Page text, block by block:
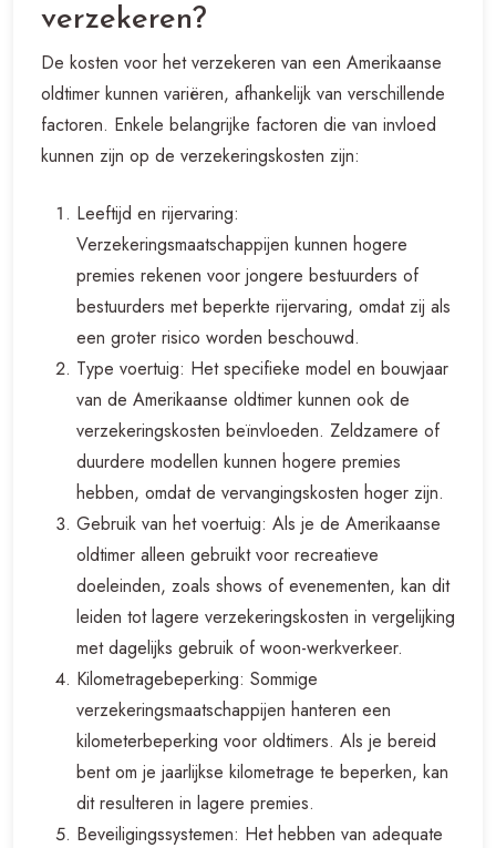
verzekeren?
De kosten voor het verzekeren van een Amerikaanse
oldtimer kunnen variëren, afhankelijk van verschillende
factoren. Enkele belangrijke factoren die van invloed
kunnen zijn op de verzekeringskosten zijn:
Leeftijd en rijervaring:
Verzekeringsmaatschappijen kunnen hogere
premies rekenen voor jongere bestuurders of
bestuurders met beperkte rijervaring, omdat zij als
een groter risico worden beschouwd.
Type voertuig: Het specifieke model en bouwjaar
van de Amerikaanse oldtimer kunnen ook de
verzekeringskosten beïnvloeden. Zeldzamere of
duurdere modellen kunnen hogere premies
hebben, omdat de vervangingskosten hoger zijn.
Gebruik van het voertuig: Als je de Amerikaanse
oldtimer alleen gebruikt voor recreatieve
doeleinden, zoals shows of evenementen, kan dit
leiden tot lagere verzekeringskosten in vergelijking
met dagelijks gebruik of woon-werkverkeer.
Kilometragebeperking: Sommige
verzekeringsmaatschappijen hanteren een
kilometerbeperking voor oldtimers. Als je bereid
bent om je jaarlijkse kilometrage te beperken, kan
dit resulteren in lagere premies.
Beveiligingssystemen: Het hebben van adequate